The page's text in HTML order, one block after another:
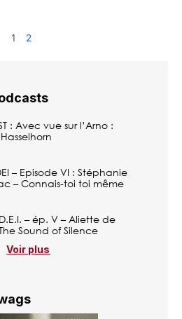
1 2
: Avec vue sur l’Arno :
– Episode VI : Stéphanie
– Connais-toi toi même
– ép. V – Aliette de
Sound of Silence
Voir plus